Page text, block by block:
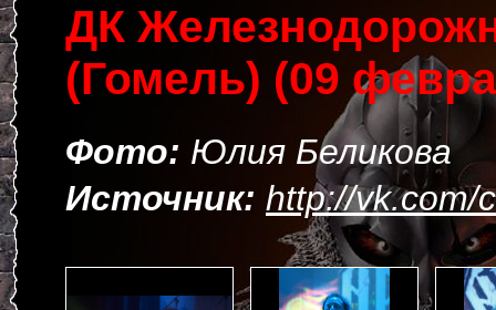
ДК
(Гомель) (09
Фото: Юлия Беликова
Источник: http://vk.com/